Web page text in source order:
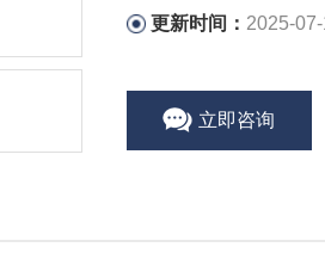
更新时间： 2025-
立即咨询